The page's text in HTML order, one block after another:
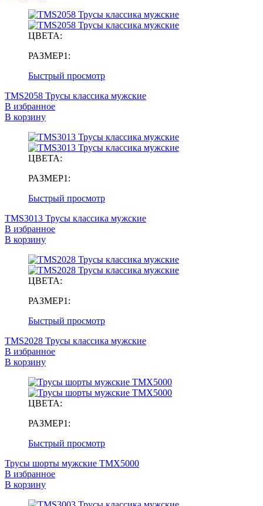
ЦВЕТА:
РАЗМЕР1:
Быстрый просмотр
TMS2058 Трусы классика мужские
В избранное
В корзину
ЦВЕТА:
РАЗМЕР1:
Быстрый просмотр
TMS3013 Трусы классика мужские
В избранное
В корзину
ЦВЕТА:
РАЗМЕР1:
Быстрый просмотр
TMS2028 Трусы классика мужские
В избранное
В корзину
ЦВЕТА:
РАЗМЕР1:
Быстрый просмотр
Трусы шорты мужские TMX5000
В избранное
В корзину